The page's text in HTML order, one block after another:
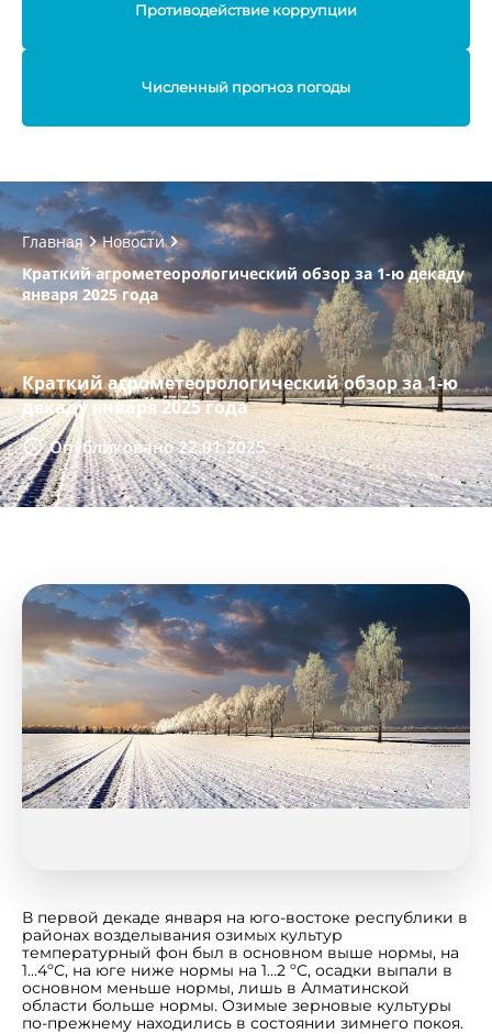
Противодействие коррупции
Численный прогноз погоды
Главная
Новости
Краткий агрометеорологический обзор за 1-ю декаду
января 2025 года
Краткий агрометеорологический обзор за 1-ю
декаду января 2025 года
Опубликовано 22.01.2025
В первой декаде января на юго-востоке республики в
районах возделывания озимых культур
температурный фон был в основном выше нормы, на
1...4ºС, на юге ниже нормы на 1…2 ºС, осадки выпали в
основном меньше нормы, лишь в Алматинской
области больше нормы. Озимые зерновые культуры
по-прежнему находились в состоянии зимнего покоя.